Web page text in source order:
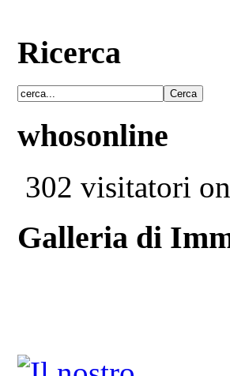
Ricerca
whosonline
302 visitatori
Galleria di